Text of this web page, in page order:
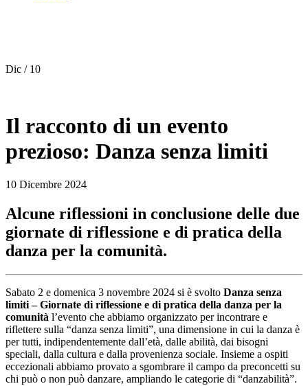
Dic / 10
Il racconto di un evento
prezioso: Danza senza limiti
10 Dicembre 2024
Alcune riflessioni in conclusione delle due
giornate di riflessione e di pratica della
danza per la comunità.
Sabato 2 e domenica 3 novembre 2024 si è svolto Danza senza
limiti – Giornate di riflessione e di pratica della danza per la
comunità l’evento che abbiamo organizzato per incontrare e
riflettere sulla “danza senza limiti”, una dimensione in cui la danza è
per tutti, indipendentemente dall’età, dalle abilità, dai bisogni
speciali, dalla cultura e dalla provenienza sociale. Insieme a ospiti
eccezionali abbiamo provato a sgombrare il campo da preconcetti su
chi può o non può danzare, ampliando le categorie di “danzabilità”.